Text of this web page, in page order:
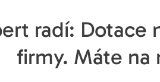
radí: Dotace
firmy. Máte na